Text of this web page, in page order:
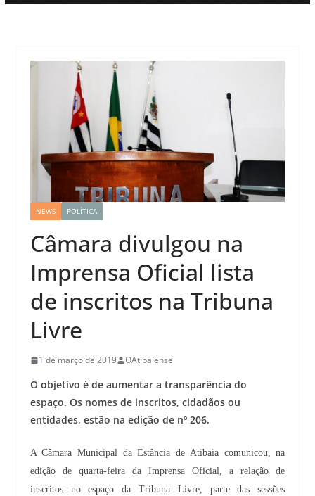
NEWS POLÍTICA
Câmara divulgou na
Imprensa Oficial lista
de inscritos na Tribuna
Livre
1 de março de 2019 OAtibaiense
O objetivo é de aumentar a transparência do
espaço. Os nomes de inscritos, cidadãos ou
entidades, estão na edição de nº 206.
A Câmara Municipal da Estância de Atibaia comunicou, na
edição de quarta-feira da Imprensa Oficial, a relação de
inscritos no espaço da Tribuna Livre, parte das sessões